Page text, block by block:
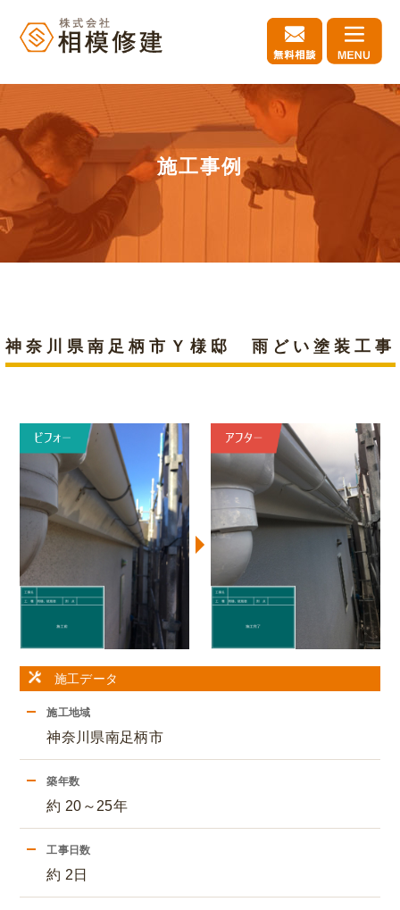
施工事例
神奈川県南足柄市Ｙ様邸 雨どい塗装工事
施工データ
施工地域
神奈川県南足柄市
築年数
約 20～25年
工事日数
約 2日